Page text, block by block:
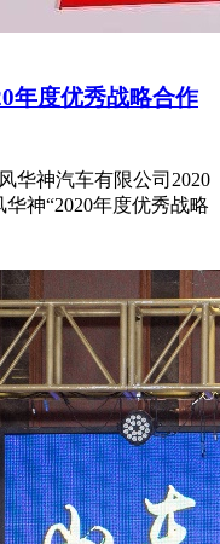
年度优秀战略合作
华神汽车有限公司2020
神“2020年度优秀战略